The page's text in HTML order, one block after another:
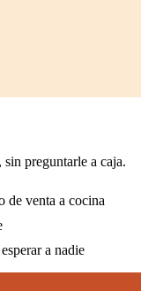
preguntarle a caja.
de venta a cocina
a nadie